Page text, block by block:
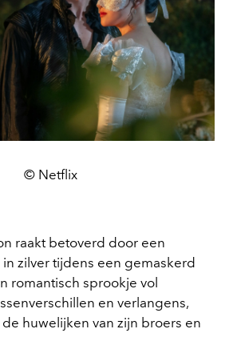
© Netflix
raakt betoverd door een
zilver tijdens een gemaskerd
romantisch sprookje vol
en verlangens,
huwelijken van zijn broers en